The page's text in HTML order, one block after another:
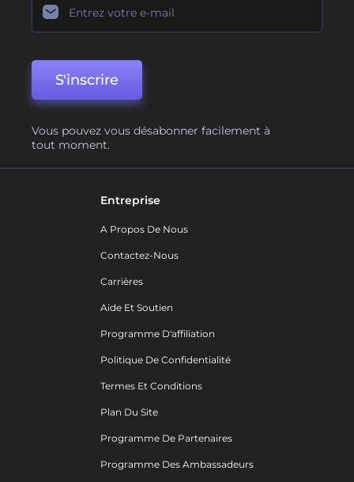
S'inscrire
Vous pouvez vous désabonner facilement à
tout moment.
Entreprise
A Propos De Nous
Contactez-Nous
Carrières
Aide Et Soutien
Programme D'affiliation
Politique De Confidentialité
Termes Et Conditions
Plan Du Site
Programme De Partenaires
Programme Des Ambassadeurs